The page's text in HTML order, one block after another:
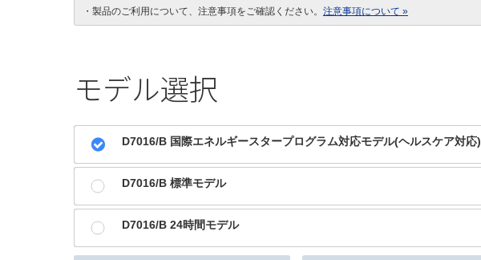
・製品のご利用について、注意事項をご確認ください。 注意事項について »
モデル選択
D7016/B 国際エネルギースタープログラム対応モデル(ヘルスケア対応)
D7016/B 標準モデル
D7016/B 24時間モデル